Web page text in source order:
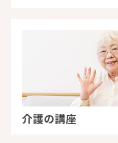
介護の講座